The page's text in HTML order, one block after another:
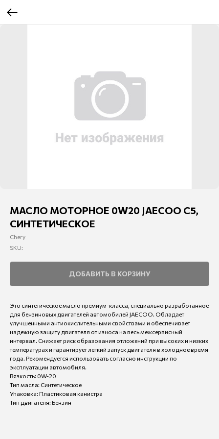
МАСЛО МОТОРНОЕ 0W20 JAECOO C5,
СИНТЕТИЧЕСКОЕ
Chery
SKU:
ДОБАВИТЬ В КОРЗИНУ
Это синтетическое масло премиум-класса, специально разработанное
для бензиновых двигателей автомобилей JAECOO. Обладает
улучшенными антиокислительными свойствами и обеспечивает
надежную защиту двигателя от износа на весь межсервисный
интервал. Снижает риск образования отложений при высоких и низких
температурах и гарантирует легкий запуск двигателя в холодное время
года. Рекомендуется использовать согласно инструкции по
эксплуатации автомобиля.
Вязкость: 0W-20
Тип масла: Синтетическое
Упаковка: Пластиковая канистра
Тип двигателя: Бензин